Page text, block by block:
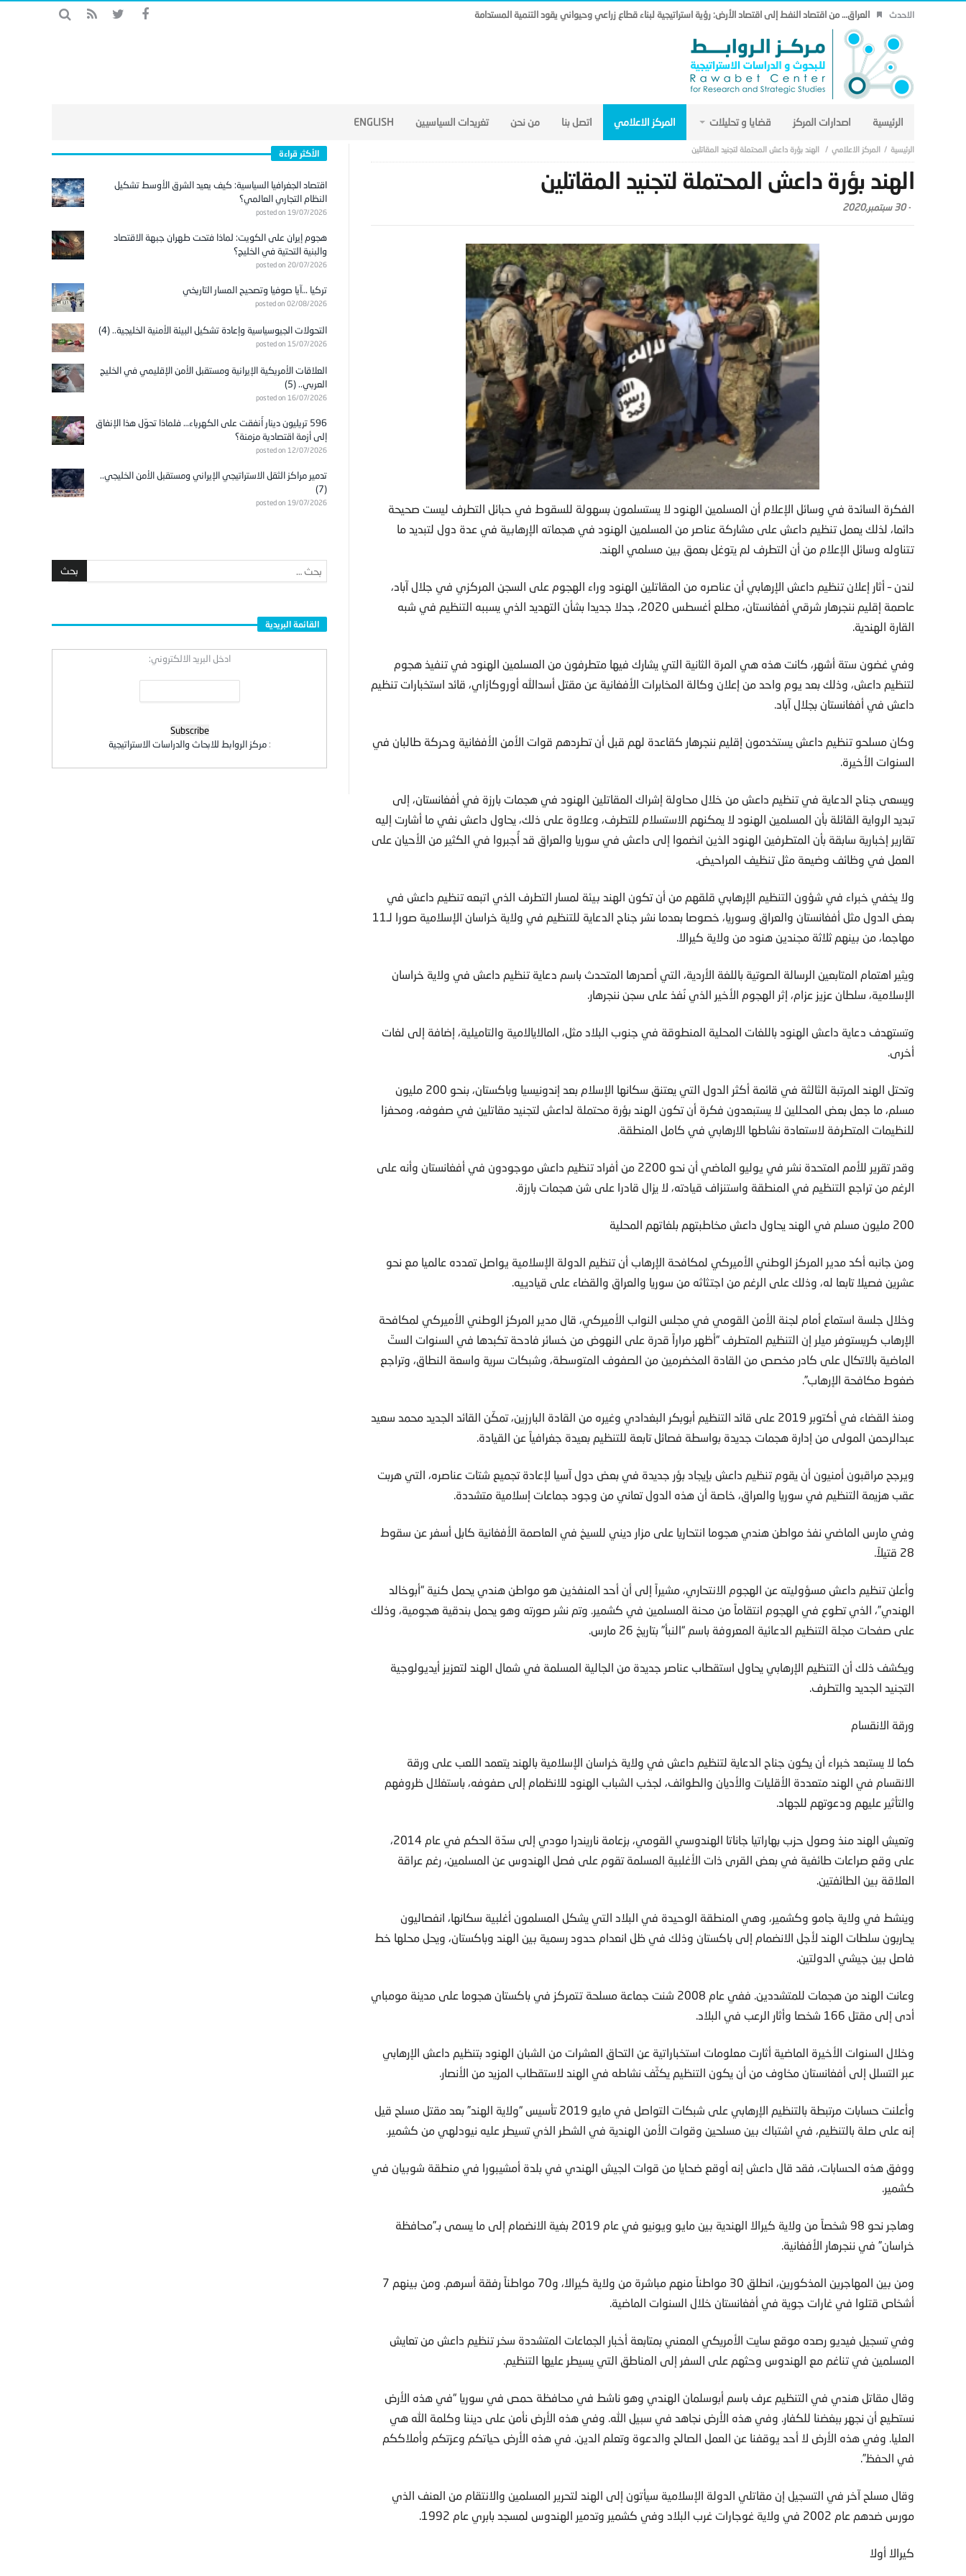
الاحدث العراق… من اقتصاد النفط إلى اقتصاد الأرض: رؤية استراتيجية لبناء قطاع زراعي وحيواني يقود التنمية المستدامة
الرئيسية اصدارات المركز قضايا و تحليلات المركز الاعلامي اتصل بنا من نحن تغريدات السياسيين ENGLISH
المركز الاعلامي الهند بؤرة داعش المحتملة لتجنيد المقاتلين
الهند بؤرة داعش المحتملة لتجنيد المقاتلين
-30 سبتمبر,2020
الفكرة السائدة في وسائل الإعلام أن المسلمين الهنود لا يستسلمون بسهولة للسقوط في حبائل التطرف ليست صحيحة
دائما، لذلك يعمل تنظيم داعش على مشاركة عناصر من المسلمين الهنود في هجماته الإرهابية في عدة دول لتبديد ما
تتناوله وسائل الإعلام من أن التطرف لم يتوغل بعمق بين مسلمي الهند.
لندن – أثار إعلان تنظيم داعش الإرهابي أن عناصره من المقاتلين الهنود وراء الهجوم على السجن المركزي في جلال آباد،
عاصمة إقليم ننجرهار شرقي أفغانستان، مطلع أغسطس 2020، جدلا جديدا بشأن التهديد الذي يسببه التنظيم في شبه
القارة الهندية.
وفي غضون ستة أشهر، كانت هذه هي المرة الثانية التي يشارك فيها متطرفون من المسلمين الهنود في تنفيذ هجوم
لتنظيم داعش، وذلك بعد يوم واحد من إعلان وكالة المخابرات الأفغانية عن مقتل أسدالله أوروكازاي، قائد استخبارات تنظيم
داعش في أفغانستان بجلال آباد.
وكان مسلحو تنظيم داعش يستخدمون إقليم ننجرهار كقاعدة لهم قبل أن تطردهم قوات الأمن الأفغانية وحركة طالبان في
السنوات الأخيرة.
ويسعى جناح الدعاية في تنظيم داعش من خلال محاولة إشراك المقاتلين الهنود في هجمات بارزة في أفغانستان، إلى
تبديد الرواية القائلة بأن المسلمين الهنود لا يمكنهم الاستسلام للتطرف، وعلاوة على ذلك، يحاول داعش نفي ما أشارت إليه
تقارير إخبارية سابقة بأن المتطرفين الهنود الذين انضموا إلى داعش في سوريا والعراق قد أُجبروا في الكثير من الأحيان على
العمل في وظائف وضيعة مثل تنظيف المراحيض.
ولا يخفي خبراء في شؤون التنظيم الإرهابي قلقهم من أن تكون الهند بيئة لمسار التطرف الذي اتبعه تنظيم داعش في
بعض الدول مثل أفغانستان والعراق وسوريا، خصوصا بعدما نشر جناح الدعاية للتنظيم في ولاية خراسان الإسلامية صورا لـ11
مهاجما، من بينهم ثلاثة مجندين هنود من ولاية كيرالا.
ويثير اهتمام المتابعين الرسالة الصوتية باللغة الأردية، التي أصدرها المتحدث باسم دعاية تنظيم داعش في ولاية خراسان
الإسلامية، سلطان عزيز عزام، إثر الهجوم الأخير الذي نُفذ على سجن ننجرهار.
وتستهدف دعاية داعش الهنود باللغات المحلية المنطوقة في جنوب البلاد مثل، المالايالامية والتاميلية، إضافة إلى لغات
أخرى.
وتحتل الهند المرتبة الثالثة في قائمة أكثر الدول التي يعتنق سكانها الإسلام بعد إندونيسيا وباكستان، بنحو 200 مليون
مسلم، ما جعل بعض المحللين لا يستبعدون فكرة أن تكون الهند بؤرة محتملة لداعش لتجنيد مقاتلين في صفوفه، ومحفزا
للنظيمات المتطرفة لاستعادة نشاطها الارهابي في كامل المنطقة.
وقدر تقرير للأمم المتحدة نشر في يوليو الماضي أن نحو 2200 من أفراد تنظيم داعش موجودون في أفغانستان وأنه على
الرغم من تراجع التنظيم في المنطقة واستنزاف قيادته، لا يزال قادرا على شن هجمات بارزة.
200 مليون مسلم في الهند يحاول داعش مخاطبتهم بلغاتهم المحلية
ومن جانبه أكد مدير المركز الوطني الأميركي لمكافحة الإرهاب أن تنظيم الدولة الإسلامية يواصل تمدده عالميا مع نحو
عشرين فصيلا تابعا له، وذلك على الرغم من اجتثاثه من سوريا والعراق والقضاء على قيادييه.
وخلال جلسة استماع أمام لجنة الأمن القومي في مجلس النواب الأميركي، قال مدير المركز الوطني الأميركي لمكافحة
الإرهاب كريستوفر ميلر إن التنظيم المتطرف “أظهر مراراً قدرة على النهوض من خسائر فادحة تكبدها في السنوات الستّ
الماضية بالاتكال على كادر مخصص من القادة المخضرمين من الصفوف المتوسطة، وشبكات سرية واسعة النطاق، وتراجع
ضغوط مكافحة الإرهاب”.
ومنذ القضاء في أكتوبر 2019 على قائد التنظيم أبوبكر البغدادي وغيره من القادة البارزين، تمكّن القائد الجديد محمد سعيد
عبدالرحمن المولى من إدارة هجمات جديدة بواسطة فصائل تابعة للتنظيم بعيدة جغرافياً عن القيادة.
ويرجح مراقبون أمنيون أن يقوم تنظيم داعش بإيجاد بؤر جديدة في بعض دول آسيا لإعادة تجميع شتات عناصره، التي هربت
عقب هزيمة التنظيم في سوريا والعراق، خاصة أن هذه الدول تعاني من وجود جماعات إسلامية متشددة.
وفي مارس الماضي نفذ مواطن هندي هجوما انتحاريا على مزار ديني للسيخ في العاصمة الأفغانية كابل أسفر عن سقوط
28 قتيلاً.
وأعلن تنظيم داعش مسؤوليته عن الهجوم الانتحاري، مشيراً إلى أن أحد المنفذين هو مواطن هندي يحمل كنية “أبوخالد
الهندي”، الذي تطوع في الهجوم انتقاماً من محنة المسلمين في كشمير. وتم نشر صورته وهو يحمل بندقية هجومية، وذلك
على صفحات مجلة التنظيم الدعائية المعروفة باسم “النبأ” بتاريخ 26 مارس.
ويكشف ذلك أن التنظيم الإرهابي يحاول استقطاب عناصر جديدة من الجالية المسلمة في شمال الهند لتعزيز أيديولوجية
التجنيد الجديد والتطرف.
ورقة الانقسام
كما لا يستبعد خبراء أن يكون جناح الدعاية لتنظيم داعش في ولاية خراسان الإسلامية بالهند يتعمد اللعب على ورقة
الانقسام في الهند متعددة الأقليات والأديان والطوائف، لجذب الشباب الهنود للانظمام إلى صفوفه، باستغلال ظروفهم
والتأثير عليهم ودعوتهم للجهاد.
وتعيش الهند منذ وصول حزب بهاراتيا جاناتا الهندوسي القومي، بزعامة ناريندرا مودي إلى سدّة الحكم في عام 2014،
على وقع صراعات طائفية في بعض القرى ذات الأغلبية المسلمة تقوم على فصل الهندوس عن المسلمين، رغم عراقة
العلاقة بين الطائفتين.
وينشط في ولاية جامو وكشمير، وهي المنطقة الوحيدة في البلاد التي يشكل المسلمون أغلبية سكانها، انفصاليون
يحاربون سلطات الهند لأجل الانضمام إلى باكستان وذلك في ظل انعدام حدود رسمية بين الهند وباكستان، ويحل محلها خط
فاصل بين جيشي الدولتين.
وعانت الهند من هجمات للمتشددين. ففي عام 2008 شنت جماعة مسلحة تتمركز في باكستان هجوما على مدينة مومباي
أدى إلى مقتل 166 شخصا وأثار الرعب في البلاد.
وخلال السنوات الأخيرة الماضية أثارت معلومات استخباراتية عن التحاق العشرات من الشبان الهنود بتنظيم داعش الإرهابي
عبر التسلل إلى أفغانستان مخاوف من أن يكون التنظيم يكثّف نشاطه في الهند لاستقطاب المزيد من الأنصار.
وأعلنت حسابات مرتبطة بالتنظيم الإرهابي على شبكات التواصل في مايو 2019 تأسيس “ولاية الهند” بعد مقتل مسلح قيل
إنه على صلة بالتنظيم، في اشتباك بين مسلحين وقوات الأمن الهندية في الشطر الذي تسيطر عليه نيودلهي من كشمير.
ووفق هذه الحسابات، فقد قال داعش إنه أوقع ضحايا من قوات الجيش الهندي في بلدة أمشيبورا في منطقة شوبيان في
كشمير.
وهاجر نحو 98 شخصاً من ولاية كيرالا الهندية بين مايو ويونيو في عام 2019 بغية الانضمام إلى ما يسمى بـ”محافظة
خراسان” في ننجرهار الأفغانية.
ومن بين المهاجرين المذكورين، انطلق 30 مواطناً منهم مباشرة من ولاية كيرالا، و70 مواطناً رفقة أسرهم. ومن بينهم 7
أشخاص قتلوا في غارات جوية في أفغانستان خلال السنوات الماضية.
وفي تسجيل فيديو رصده موقع سايت الأمريكي المعني بمتابعة أخبار الجماعات المتشددة سخر تنظيم داعش من تعايش
المسلمين في تناغم مع الهندوس وحثهم على السفر إلى المناطق التي يسيطر عليها التنظيم.
وقال مقاتل هندي في التنظيم عرف باسم أبوسلمان الهندي وهو ناشط في محافظة حمص في سوريا “في هذه الأرض
نستطيع أن نجهر ببغضنا للكفار. وفي هذه الأرض نجاهد في سبيل الله. وفي هذه الأرض نأمن على ديننا وكلمة الله هي
العليا. وفي هذه الأرض لا أحد يوقفنا عن العمل الصالح والدعوة وتعلم الدين. في هذه الأرض حياتكم وعزتكم وأملاككم
في الحفظ”.
وقال مسلح آخر في التسجيل إن مقاتلي الدولة الإسلامية سيأتون إلى الهند لتحرير المسلمين والانتقام من العنف الذي
مورس ضدهم عام 2002 في ولاية غوجارات غرب البلاد وفي كشمير وتدمير الهندوس لمسجد بابري عام 1992.
كيرالا أولا
الأكثر قراءة
اقتصاد الجغرافيا السياسية: كيف يعيد الشرق الأوسط تشكيل
النظام التجاري العالمي؟
posted on 19/07/2026
هجوم إيران على الكويت: لماذا فتحت طهران جبهة الاقتصاد
والبنية التحتية في الخليج؟
posted on 20/07/2026
تركيا …آيا صوفيا وتصحيح المسار التاريخي
posted on 02/08/2026
التحولات الجيوسياسية وإعادة تشكيل البيئة الأمنية الخليجية.. (4)
posted on 15/07/2026
العلاقات الأمريكية الإيرانية ومستقبل الأمن الإقليمي في الخليج
العربي.. (5)
posted on 16/07/2026
596 تريليون دينار أُنفقت على الكهرباء… فلماذا تحوّل هذا الإنفاق
إلى أزمة اقتصادية مزمنة؟
posted on 12/07/2026
تدمير مراكز الثقل الاستراتيجي الإيراني ومستقبل الأمن الخليجي..
(7)
posted on 19/07/2026
القائمة البريدية
ادخل البريد الالكتروني:
:مركز الروابط للابحاث والدراسات الاستراتيجية